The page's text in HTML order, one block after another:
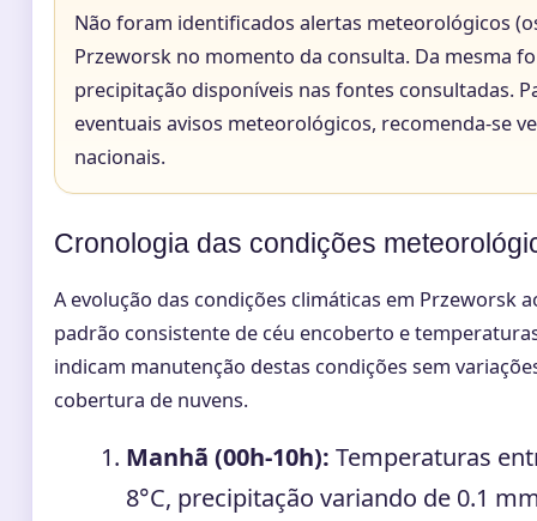
Não foram identificados alertas meteorológicos
Przeworsk no momento da consulta. Da mesma
precipitação disponíveis nas fontes consultadas.
eventuais avisos meteorológicos, recomenda-se
nacionais.
Cronologia das condições
A evolução das condições climáticas em Przeworsk
padrão consistente de céu encoberto e
indicam manutenção destas condições sem
cobertura de nuvens.
Manhã (00h-10h): Temperaturas
8°C, precipitação variando de 0.1